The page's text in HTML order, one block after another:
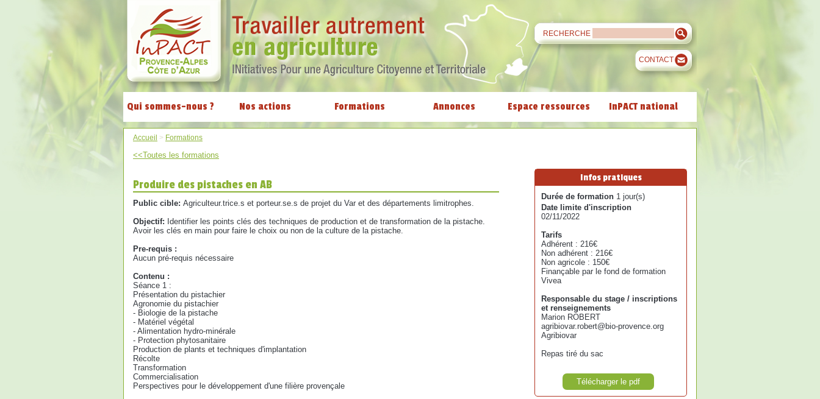
RECHERCHE
CONTACT
Qui sommes-nous ? Nos actions Formations Annonces Espace ressources InPACT national
Accueil > Formations
<<Toutes les formations
Produire des pistaches en AB
Public cible: Agriculteur.trice.s et porteur.se.s de projet du Var et des départements limitrophes.
Objectif: Identifier les points clés des techniques de production et de transformation de la pistache.
Avoir les clés en main pour faire le choix ou non de la culture de la pistache.
Pre-requis :
Aucun pré-requis nécessaire
Contenu :
Séance 1 :
Présentation du pistachier
Agronomie du pistachier
- Biologie de la pistache
- Matériel végétal
- Alimentation hydro-minérale
- Protection phytosanitaire
Production de plants et techniques d'implantation
Récolte
Transformation
Commercialisation
Perspectives pour le développement d'une filière provençale
Infos pratiques
Durée de formation 1 jour(s)
Date limite d'inscription
02/11/2022
Tarifs
Adhérent : 216€
Non adhérent : 216€
Non agricole : 150€
Finançable par le fond de formation
Vivea
Responsable du stage / inscriptions
et renseignements
Marion ROBERT
agribiovar.robert@bio-provence.org
Agribiovar
Repas tiré du sac
Télécharger le pdf